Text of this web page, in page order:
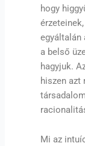
hogy
egyáltalán
a belső
hagyjuk.
hiszen azt
Mi az